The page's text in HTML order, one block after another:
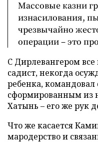
Массовые казни
изнасилования,
чрезвычайно
операции – это
С Дирлевангером
садист, некогда
ребенка, командовал
сформированным из
Хатынь – его же рук
Что же касается
мародерство и